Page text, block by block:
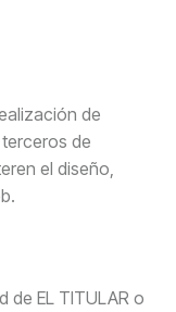
de
de
el diseño,
de EL TITULAR o